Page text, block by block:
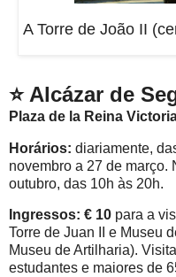
A Torre de João II
⭐ Alcázar de
Plaza de la Reina
Horários: diariamente,
novembro a 27 de março.
outubro, das 10h às 20h.
Ingressos: € 10 para a
Torre de Juan II e Museu
Museu de Artilharia).
estudantes e maiores de